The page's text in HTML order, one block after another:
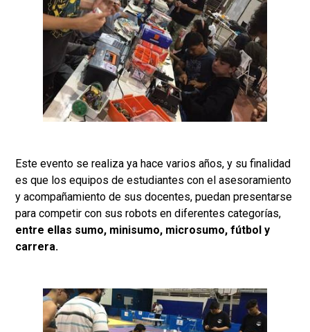
Este evento se realiza ya hace varios años, y su finalidad
es que los equipos de estudiantes con el asesoramiento
y acompañamiento de sus docentes, puedan presentarse
para competir con sus robots en diferentes categorías,
entre ellas sumo, minisumo, microsumo, fútbol y
carrera.